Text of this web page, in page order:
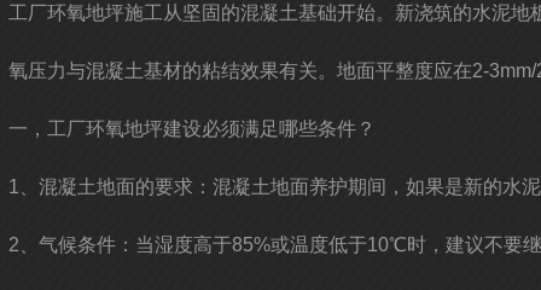
工厂环氧地坪施工从坚固的混凝土基础开始。新浇筑的水泥
氧压力与混凝土基材的粘结效果有关。地面平整度应在2-
一，工厂环氧地坪建设必须满足哪些条件？
1、混凝土地面的要求：混凝土地面养护期间，如果是新的水
2、气候条件：当湿度高于85%或温度低于10℃时，建议不要